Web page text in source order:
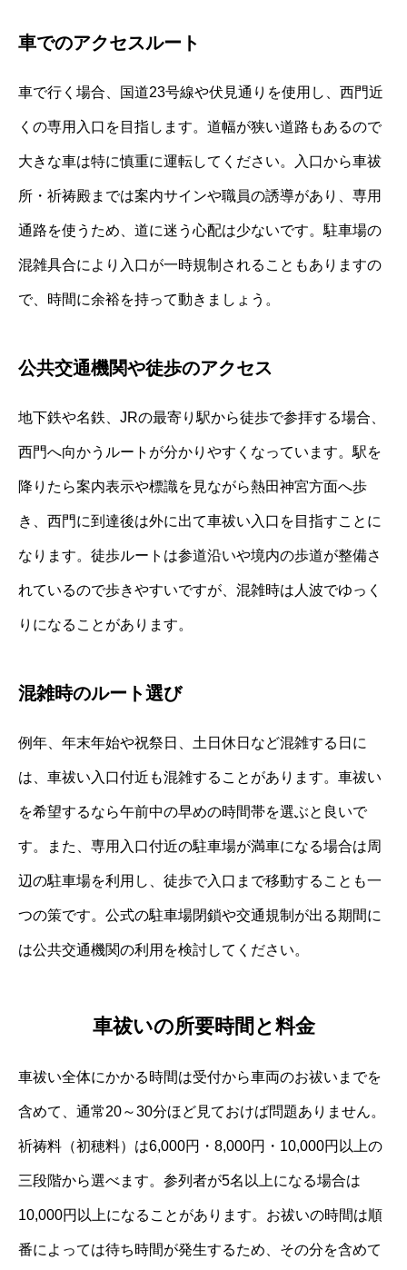
車でのアクセスルート
車で行く場合、国道23号線や伏見通りを使用し、西門近
くの専用入口を目指します。道幅が狭い道路もあるので
大きな車は特に慎重に運転してください。入口から車祓
所・祈祷殿までは案内サインや職員の誘導があり、専用
通路を使うため、道に迷う心配は少ないです。駐車場の
混雑具合により入口が一時規制されることもありますの
で、時間に余裕を持って動きましょう。
公共交通機関や徒歩のアクセス
地下鉄や名鉄、JRの最寄り駅から徒歩で参拝する場合、
西門へ向かうルートが分かりやすくなっています。駅を
降りたら案内表示や標識を見ながら熱田神宮方面へ歩
き、西門に到達後は外に出て車祓い入口を目指すことに
なります。徒歩ルートは参道沿いや境内の歩道が整備さ
れているので歩きやすいですが、混雑時は人波でゆっく
りになることがあります。
混雑時のルート選び
例年、年末年始や祝祭日、土日休日など混雑する日に
は、車祓い入口付近も混雑することがあります。車祓い
を希望するなら午前中の早めの時間帯を選ぶと良いで
す。また、専用入口付近の駐車場が満車になる場合は周
辺の駐車場を利用し、徒歩で入口まで移動することも一
つの策です。公式の駐車場閉鎖や交通規制が出る期間に
は公共交通機関の利用を検討してください。
車祓いの所要時間と料金
車祓い全体にかかる時間は受付から車両のお祓いまでを
含めて、通常20～30分ほど見ておけば問題ありません。
祈祷料（初穂料）は6,000円・8,000円・10,000円以上の
三段階から選べます。参列者が5名以上になる場合は
10,000円以上になることがあります。お祓いの時間は順
番によっては待ち時間が発生するため、その分を含めて